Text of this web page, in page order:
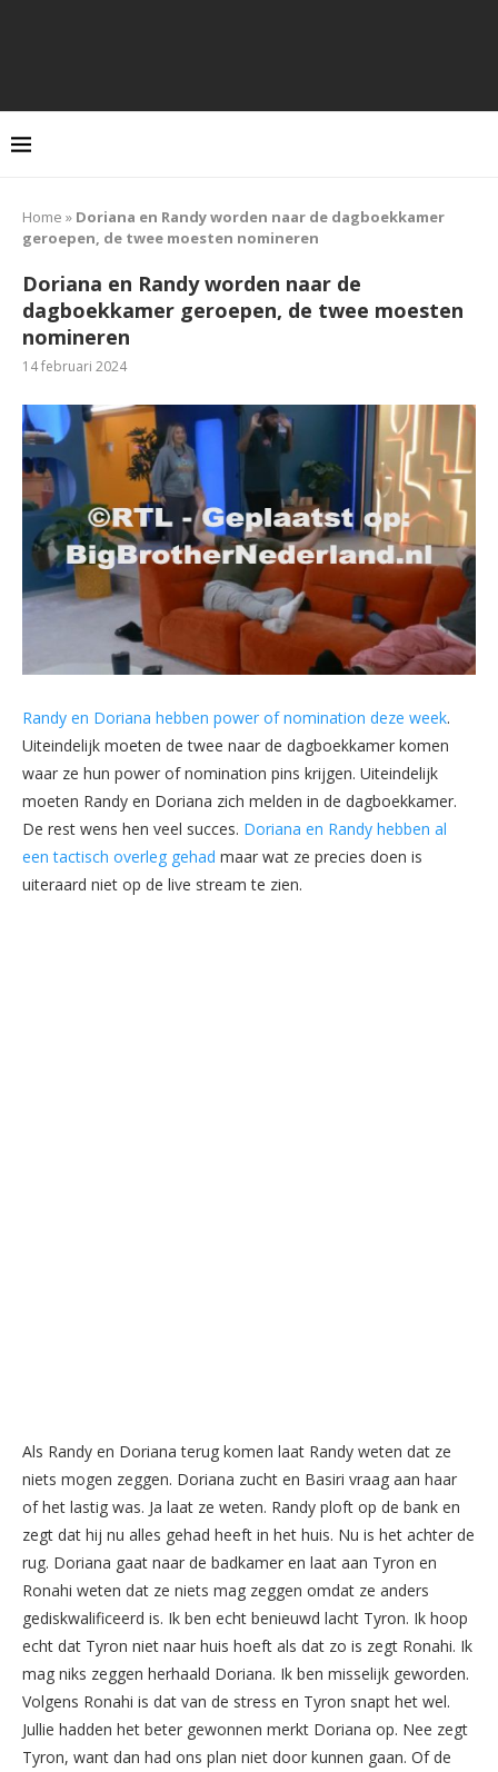
Home » Doriana en Randy worden naar de dagboekkamer
geroepen, de twee moesten nomineren
Doriana en Randy worden naar de
dagboekkamer geroepen, de twee moesten
nomineren
14 februari 2024
Randy en Doriana hebben power of nomination deze week.
Uiteindelijk moeten de twee naar de dagboekkamer komen
waar ze hun power of nomination pins krijgen. Uiteindelijk
moeten Randy en Doriana zich melden in de dagboekkamer.
De rest wens hen veel succes. Doriana en Randy hebben al
een tactisch overleg gehad maar wat ze precies doen is
uiteraard niet op de live stream te zien.
Als Randy en Doriana terug komen laat Randy weten dat ze
niets mogen zeggen. Doriana zucht en Basiri vraag aan haar
of het lastig was. Ja laat ze weten. Randy ploft op de bank en
zegt dat hij nu alles gehad heeft in het huis. Nu is het achter de
rug. Doriana gaat naar de badkamer en laat aan Tyron en
Ronahi weten dat ze niets mag zeggen omdat ze anders
gediskwalificeerd is. Ik ben echt benieuwd lacht Tyron. Ik hoop
echt dat Tyron niet naar huis hoeft als dat zo is zegt Ronahi. Ik
mag niks zeggen herhaald Doriana. Ik ben misselijk geworden.
Volgens Ronahi is dat van de stress en Tyron snapt het wel.
Jullie hadden het beter gewonnen merkt Doriana op. Nee zegt
Tyron, want dan had ons plan niet door kunnen gaan. Of de